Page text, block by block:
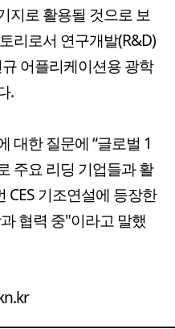
지로 활용될 것으로 보
리로서 연구개발(R&D)
어플리케이션용 광학
.
대한 질문에 “글로벌 1
주요 리딩 기업들과 활
CES 기조연설에 등장한
협력 중"이라고 말했